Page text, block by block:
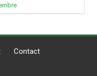
Contact